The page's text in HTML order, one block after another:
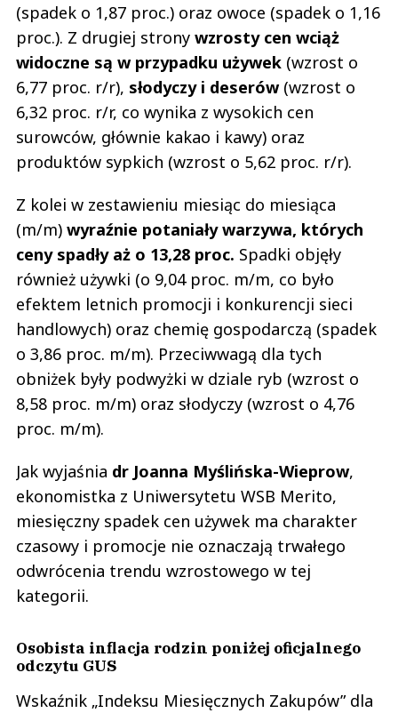
(spadek o 1,87 proc.) oraz owoce (spadek o 1,16
proc.). Z drugiej strony wzrosty cen wciąż
widoczne są w przypadku używek (wzrost o
6,77 proc. r/r), słodyczy i deserów(wzrost o
6,32 proc. r/r, co wynika z wysokich cen
surowców, głównie kakao i kawy) oraz
produktów sypkich (wzrost o 5,62 proc. r/r).
Z kolei w zestawieniu miesiąc do miesiąca
(m/m) wyraźnie potaniały warzywa, których
ceny spadły aż o 13,28 proc. Spadki objęły
również używki (o 9,04 proc. m/m, co było
efektem letnich promocji i konkurencji sieci
handlowych) oraz chemię gospodarczą (spadek
o 3,86 proc. m/m). Przeciwwagą dla tych
obniżek były podwyżki w dziale ryb (wzrost o
8,58 proc. m/m) oraz słodyczy (wzrost o 4,76
proc. m/m).
Jak wyjaśnia dr Joanna Myślińska-Wieprow,
ekonomistka z Uniwersytetu WSB Merito,
miesięczny spadek cen używek ma charakter
czasowy i promocje nie oznaczają trwałego
odwrócenia trendu wzrostowego w tej
kategorii.
Osobista inflacja rodzin poniżej oficjalnego
odczytu GUS
Wskaźnik „Indeksu Miesięcznych Zakupów” dla